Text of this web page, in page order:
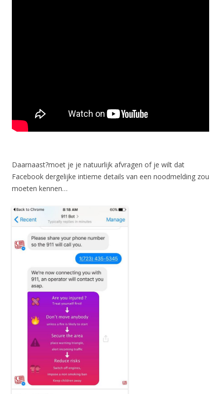
Daarnaast?moet je je natuurlijk afvragen of je wilt dat
Facebook dergelijke intieme details van een noodmelding zou
moeten kennen…